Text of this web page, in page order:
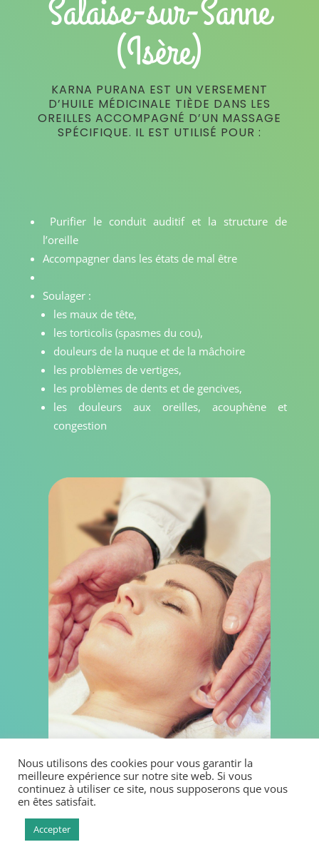
Salaise-sur-Sanne
(Isère)
KARNA PURANA EST UN VERSEMENT
D’HUILE MÉDICINALE TIÈDE DANS LES
OREILLES ACCOMPAGNÉ D’UN MASSAGE
SPÉCIFIQUE. IL EST UTILISÉ POUR :
Purifier le conduit auditif et la structure de
l’oreille
Accompagner dans les états de mal être
Soulager :
les maux de tête,
les torticolis (spasmes du cou),
douleurs de la nuque et de la mâchoire
les problèmes de vertiges,
les problèmes de dents et de gencives,
les douleurs aux oreilles, acouphène et
congestion
Nous utilisons des cookies pour vous garantir la
meilleure expérience sur notre site web. Si vous
continuez à utiliser ce site, nous supposerons que vous
en êtes satisfait.
Accepter